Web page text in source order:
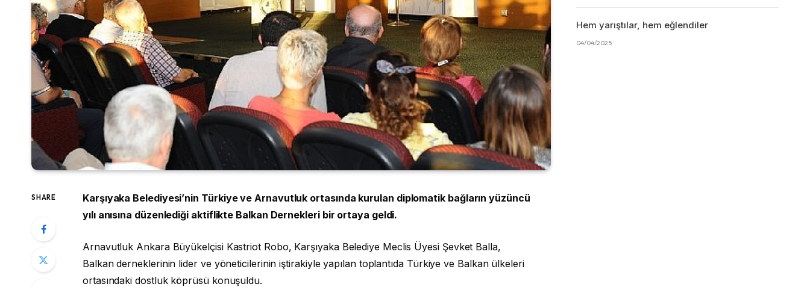
SHARE
Karşıyaka Belediyesi’nin Türkiye ve Arnavutluk ortasında kurulan diplomatik bağların yüzüncü
yılı anısına düzenlediği aktiflikte Balkan Dernekleri bir ortaya geldi.
Arnavutluk Ankara Büyükelçisi Kastriot Robo, Karşıyaka Belediye Meclis Üyesi Şevket Balla,
Balkan derneklerinin lider ve yöneticilerinin iştirakiyle yapılan toplantıda Türkiye ve Balkan ülkeleri
ortasındaki dostluk köprüsü konuşuldu.
Hem yarıştılar, hem eğlendiler
04/04/2025